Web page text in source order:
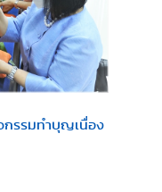
กรรมทำบุญเนื่อง